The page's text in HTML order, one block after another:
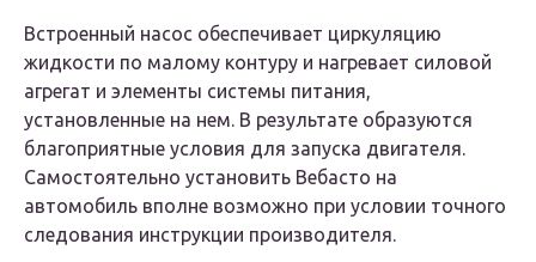
Встроенный насос обеспечивает циркуляцию
жидкости по малому контуру и нагревает силовой
агрегат и элементы системы питания,
установленные на нем. В результате образуются
благоприятные условия для запуска двигателя.
Самостоятельно установить Вебасто на
автомобиль вполне возможно при условии точного
следования инструкции производителя.